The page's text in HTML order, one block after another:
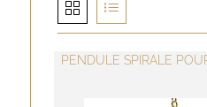
PENDULE SPIRALE